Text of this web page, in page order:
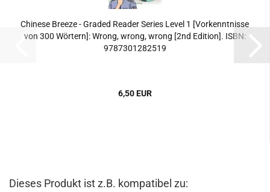
Chinese Breeze - Graded Reader Series Level 1 [Vorkenntnisse
von 300 Wörtern]: Wrong, wrong, wrong [2nd Edition]. ISBN:
9787301282519
6,50 EUR
Dieses Produkt ist z.B. kompatibel zu: